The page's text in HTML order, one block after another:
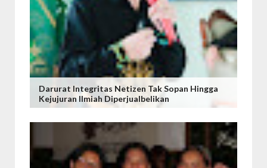
Darurat Integritas Netizen Tak Sopan Hingga
Kejujuran Ilmiah Diperjualbelikan